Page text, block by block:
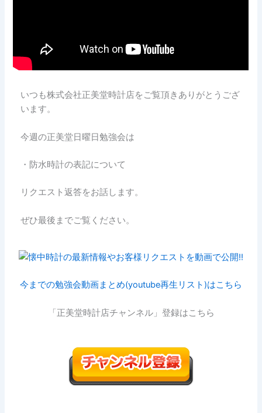
いつも株式会社正美堂時計店をご覧頂きありがとうござ
います。
今週の正美堂日曜日勉強会は
・防水時計の表記について
リクエスト返答をお話します。
ぜひ最後までご覧ください。
今までの勉強会動画まとめ(youtube再生リスト)はこちら
「正美堂時計店チャンネル」登録はこちら